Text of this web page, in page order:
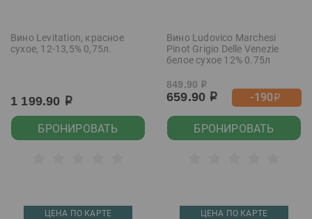
Вино Levitation, красное
сухое, 12-13,5% 0,75л.
1 199.90 р
БРОНИРОВАТЬ
Вино Ludovico Marchesi
Pinot Grigio Delle Venezie
белое сухое 12% 0.75л
849.90 р
659.90 р -190р
БРОНИРОВАТЬ
ЦЕНА ПО КАРТЕ ЦЕНА ПО КАРТЕ